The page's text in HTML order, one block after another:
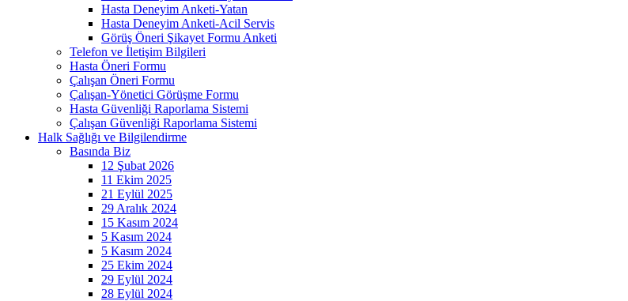
Hasta Deneyim Anketi-Yatan
Hasta Deneyim Anketi-Acil Servis
Görüş Öneri Şikayet Formu Anketi
Telefon ve İletişim Bilgileri
Hasta Öneri Formu
Çalışan Öneri Formu
Çalışan-Yönetici Görüşme Formu
Hasta Güvenliği Raporlama Sistemi
Çalışan Güvenliği Raporlama Sistemi
Halk Sağlığı ve Bilgilendirme
Basında Biz
12 Şubat 2026
11 Ekim 2025
21 Eylül 2025
29 Aralık 2024
15 Kasım 2024
5 Kasım 2024
5 Kasım 2024
25 Ekim 2024
29 Eylül 2024
28 Eylül 2024